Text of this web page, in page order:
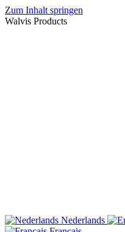
Zum Inhalt springen
Walvis Products
Nederlands